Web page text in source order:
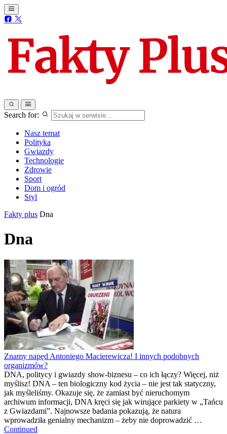
Search for:
Nasz temat
Polityka
Gwiazdy
Technologie
Zdrowie
Sport
Dom i ogród
Styl
Fakty plus Dna
Dna
Znamy napęd Antoniego Macierewicza! I innych podobnych
organizmów?
DNA, politycy i gwiazdy show-biznesu – co ich łączy? Więcej, niż
myślisz! DNA – ten biologiczny kod życia – nie jest tak statyczny,
jak myśleliśmy. Okazuje się, że zamiast być nieruchomym
archiwum informacji, DNA kręci się jak wirujące parkiety w „Tańcu
z Gwiazdami”. Najnowsze badania pokazują, że natura
wprowadziła genialny mechanizm – żeby nie doprowadzić …
Continued